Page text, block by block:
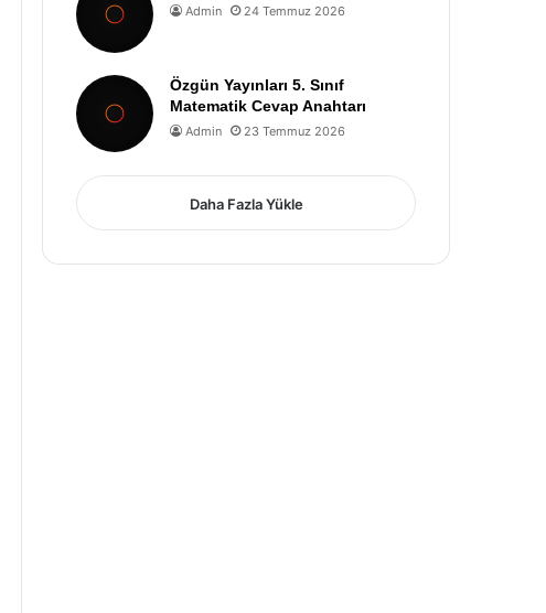
Admin 24 Temmuz 2026
Özgün Yayınları 5. Sınıf
Matematik Cevap Anahtarı
Admin 23 Temmuz 2026
Daha Fazla Yükle